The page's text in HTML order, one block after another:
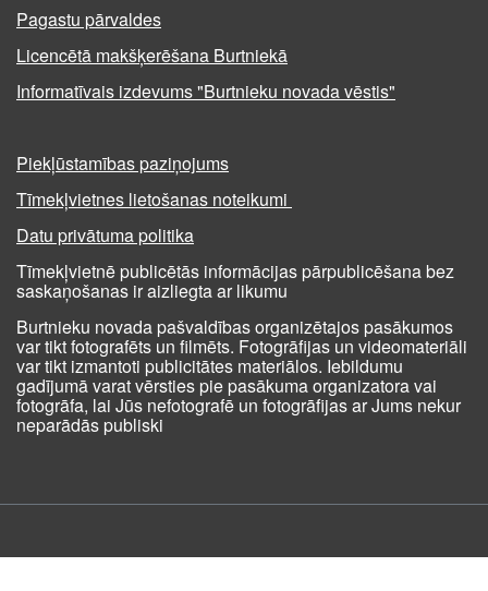
Pagastu pārvaldes
Licencētā makšķerēšana Burtniekā
Informatīvais izdevums "Burtnieku novada vēstis"
Piekļūstamības paziņojums
Tīmekļvietnes lietošanas noteikumi
Datu privātuma politika
Tīmekļvietnē publicētās informācijas pārpublicēšana bez
saskaņošanas ir aizliegta ar likumu
Burtnieku novada pašvaldības organizētajos pasākumos
var tikt fotografēts un filmēts. Fotogrāfijas un videomateriāli
var tikt izmantoti publicitātes materiālos. Iebildumu
gadījumā varat vērsties pie pasākuma organizatora vai
fotogrāfa, lai Jūs nefotografē un fotogrāfijas ar Jums nekur
neparādās publiski